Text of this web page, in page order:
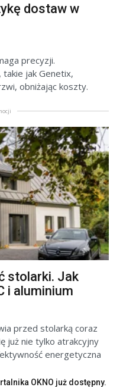
dostaw w
precyzji.
jak Genetix,
obniżając koszty.
stolarki. Jak
i aluminium
przed stolarką coraz
już nie tylko atrakcyjny
energetyczna
OKNO już dostępny.